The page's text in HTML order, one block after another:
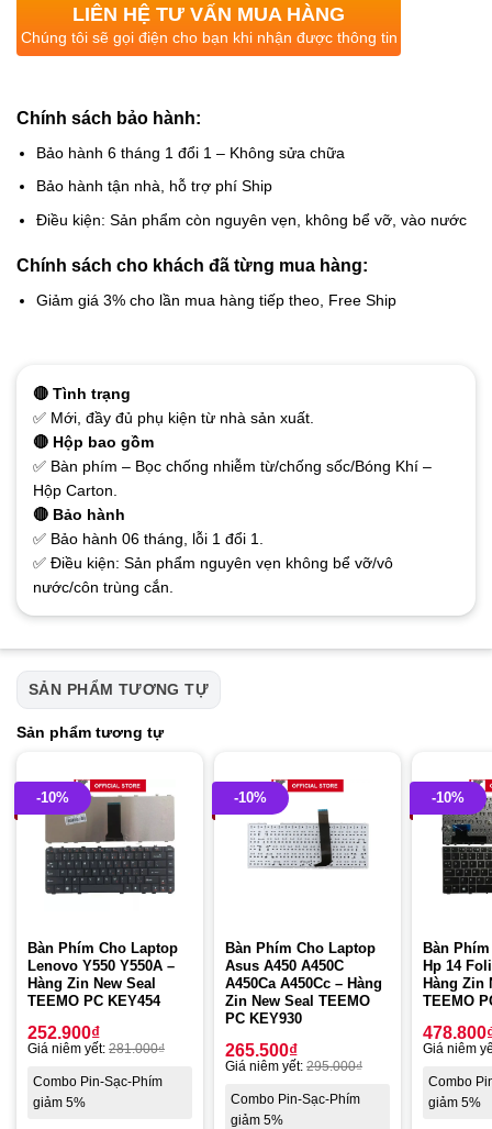
LIÊN HỆ TƯ VẤN MUA HÀNG
Chúng tôi sẽ gọi điện cho bạn khi nhận được thông tin
Chính sách bảo hành:
Bảo hành 6 tháng 1 đổi 1 – Không sửa chữa
Bảo hành tận nhà, hỗ trợ phí Ship
Điều kiện: Sản phẩm còn nguyên vẹn, không bể vỡ, vào nước
Chính sách cho khách đã từng mua hàng:
Giảm giá 3% cho lần mua hàng tiếp theo, Free Ship
🔴 Tình trạng
✅ Mới, đầy đủ phụ kiện từ nhà sản xuất.
🔴 Hộp bao gồm
✅ Bàn phím – Bọc chống nhiễm từ/chống sốc/Bóng Khí –
Hộp Carton.
🔴 Bảo hành
✅ Bảo hành 06 tháng, lỗi 1 đổi 1.
✅ Điều kiện: Sản phẩm nguyên vẹn không bể vỡ/vô
nước/côn trùng cắn.
SẢN PHẨM TƯƠNG TỰ
Sản phẩm tương tự
-10%
Bàn Phím Cho Laptop
Lenovo Y550 Y550A –
Hàng Zin New Seal
TEEMO PC KEY454
252.900₫
Giá niêm yết: 281.000₫
Combo Pin-Sạc-Phím
giảm 5%
-10%
Bàn Phím Cho Laptop
Asus A450 A450C
A450Ca A450Cc – Hàng
Zin New Seal TEEMO
PC KEY930
265.500₫
Giá niêm yết: 295.000₫
Combo Pin-Sạc-Phím
giảm 5%
-10%
Bàn
Hp 14
Hàng Zin
TEEMO
478.800
Giá niêm
Combo
giảm 5%